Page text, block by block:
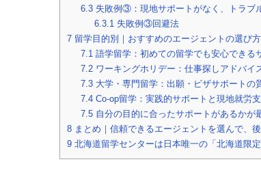
6.3失敗例③：現地サポートがなく、トラブ
6.3.1失敗例③回避法
7 留学目的別｜おすすめのエージェントの選び方
7.1語学留学：初めての留学でも安心できる
7.2ワーキングホリデー：仕事探しアドバイ
7.3大学・専門留学：出願・ビザサポートの
7.4Co-op留学：実践的サポートと現地就労
7.5自分の目的に合ったサポートがあるかが
8 まとめ｜信頼できるエージェントを選んで、
9 北海道留学センターは日本唯一の「北海道限